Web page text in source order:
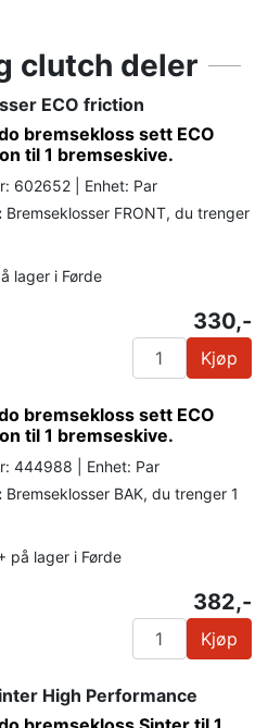
clutch deler
ECO friction
bremsekloss sett ECO
til 1 bremseskive.
602652 | Enhet: Par
Bremseklosser FRONT, du trenger
lager i Førde
330,-
Kjøp
bremsekloss sett ECO
til 1 bremseskive.
444988 | Enhet: Par
Bremseklosser BAK, du trenger 1
på lager i Førde
382,-
Kjøp
High Performance